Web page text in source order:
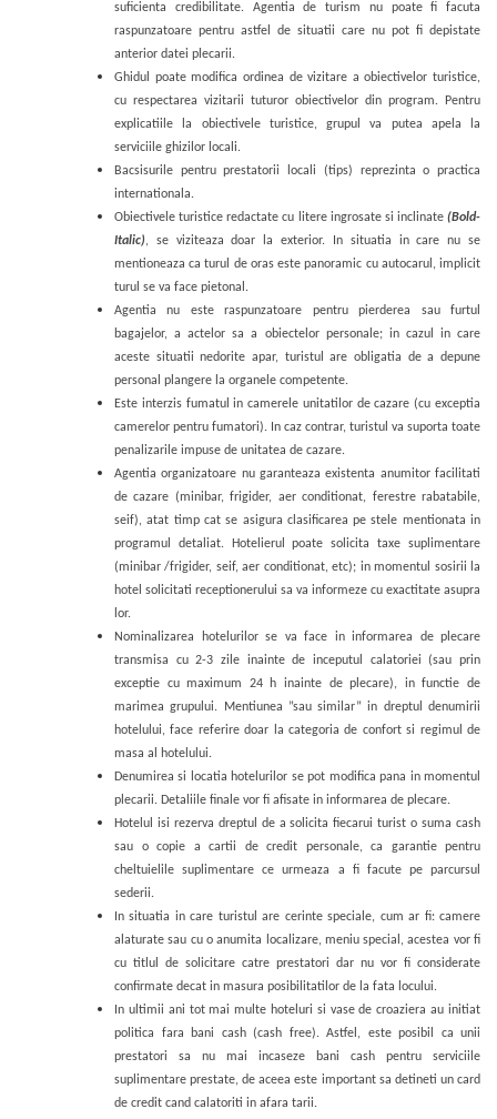
suficienta credibilitate. Agentia de turism nu poate fi facuta
raspunzatoare pentru astfel de situatii care nu pot fi depistate
anterior datei plecarii.
Ghidul poate modifica ordinea de vizitare a obiectivelor turistice,
cu respectarea vizitarii tuturor obiectivelor din program. Pentru
explicatiile la obiectivele turistice, grupul va putea apela la
serviciile ghizilor locali.
Bacsisurile pentru prestatorii locali (tips) reprezinta o practica
internationala.
Obiectivele turistice redactate cu litere ingrosate si inclinate (Bold-
Italic), se viziteaza doar la exterior. In situatia in care nu se
mentioneaza ca turul de oras este panoramic cu autocarul, implicit
turul se va face pietonal.
Agentia nu este raspunzatoare pentru pierderea sau furtul
bagajelor, a actelor sa a obiectelor personale; in cazul in care
aceste situatii nedorite apar, turistul are obligatia de a depune
personal plangere la organele competente.
Este interzis fumatul in camerele unitatilor de cazare (cu exceptia
camerelor pentru fumatori). In caz contrar, turistul va suporta toate
penalizarile impuse de unitatea de cazare.
Agentia organizatoare nu garanteaza existenta anumitor facilitati
de cazare (minibar, frigider, aer conditionat, ferestre rabatabile,
seif), atat timp cat se asigura clasificarea pe stele mentionata in
programul detaliat. Hotelierul poate solicita taxe suplimentare
(minibar /frigider, seif, aer conditionat, etc); in momentul sosirii la
hotel solicitati receptionerului sa va informeze cu exactitate asupra
lor.
Nominalizarea hotelurilor se va face in informarea de plecare
transmisa cu 2-3 zile inainte de inceputul calatoriei (sau prin
exceptie cu maximum 24 h inainte de plecare), in functie de
marimea grupului. Mentiunea ”sau similar” in dreptul denumirii
hotelului, face referire doar la categoria de confort si regimul de
masa al hotelului.
Denumirea si locatia hotelurilor se pot modifica pana in momentul
plecarii. Detaliile finale vor fi afisate in informarea de plecare.
Hotelul isi rezerva dreptul de a solicita fiecarui turist o suma cash
sau o copie a cartii de credit personale, ca garantie pentru
cheltuielile suplimentare ce urmeaza a fi facute pe parcursul
sederii.
In situatia in care turistul are cerinte speciale, cum ar fi: camere
alaturate sau cu o anumita localizare, meniu special, acestea vor fi
cu titlul de solicitare catre prestatori dar nu vor fi considerate
confirmate decat in masura posibilitatilor de la fata locului.
In ultimii ani tot mai multe hoteluri si vase de croaziera au initiat
politica fara bani cash (cash free). Astfel, este posibil ca unii
prestatori sa nu mai incaseze bani cash pentru serviciile
suplimentare prestate, de aceea este important sa detineti un card
de credit cand calatoriti in afara tarii.